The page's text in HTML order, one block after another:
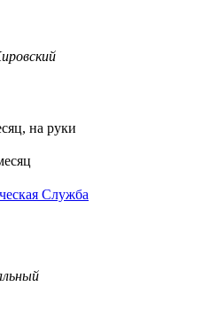
на руки
Служба